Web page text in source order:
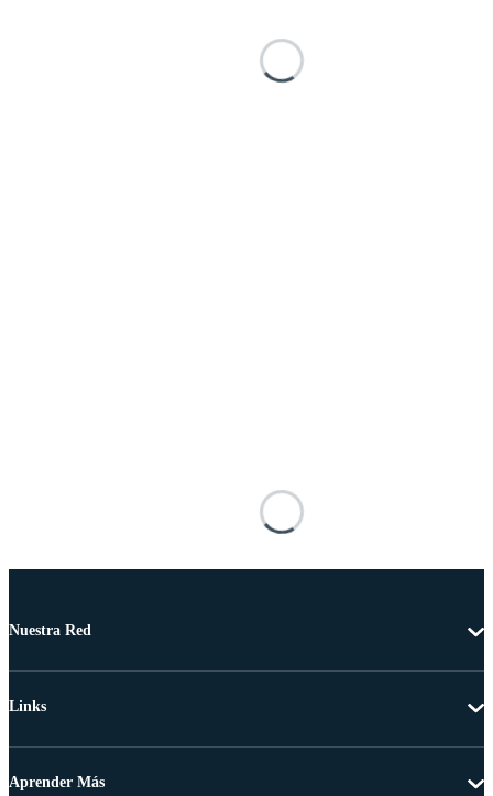
Nuestra Red
Links
Aprender Más